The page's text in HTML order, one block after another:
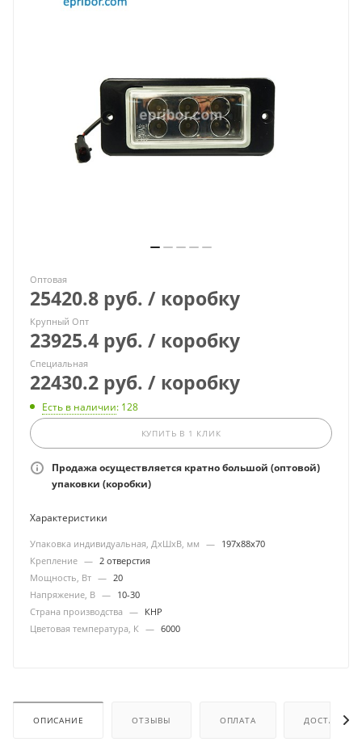
Оптовая
25420.8 руб. / коробку
Крупный Опт
23925.4 руб. / коробку
Специальная
22430.2 руб. / коробку
Есть в наличии: 128
КУПИТЬ В 1 КЛИК
Продажа осуществляется кратно большой (оптовой)
упаковки (коробки)
Характеристики
Упаковка индивидуальная, ДхШхВ, мм — 197х88х70
Крепление — 2 отверстия
Мощность, Вт — 20
Напряжение, В — 10-30
Страна производства — КНР
Цветовая температура, К — 6000
ОПИСАНИЕ ОТЗЫВЫ ОПЛАТА ДОСТАВКА